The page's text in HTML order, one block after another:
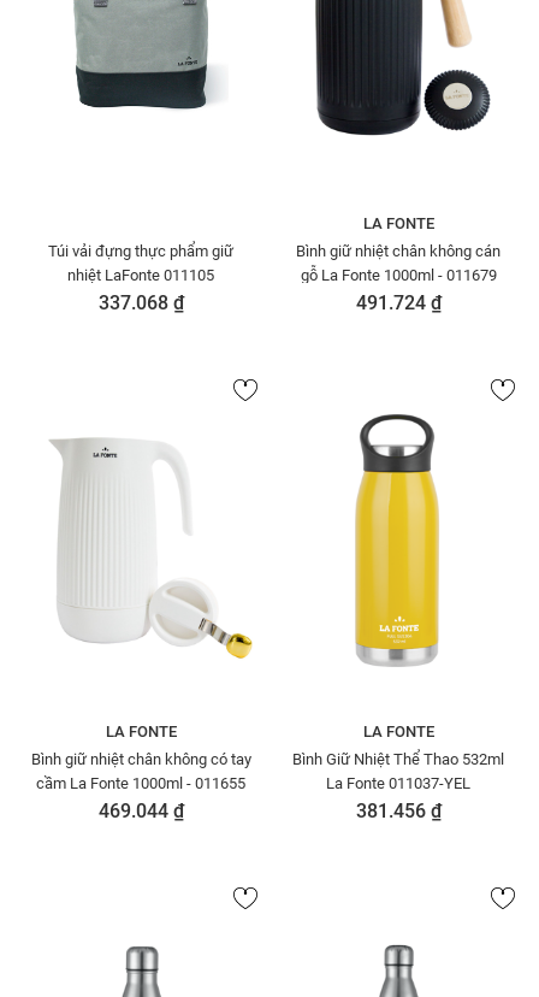
Túi vải đựng thực phẩm giữ
nhiệt LaFonte 011105
337.068 ₫
LA FONTE
Bình giữ nhiệt chân không cán
gỗ La Fonte 1000ml - 011679
491.724 ₫
LA FONTE
Bình giữ nhiệt chân không có tay
cầm La Fonte 1000ml - 011655
469.044 ₫
LA FONTE
Bình Giữ Nhiệt Thể Thao 532ml
La Fonte 011037-YEL
381.456 ₫